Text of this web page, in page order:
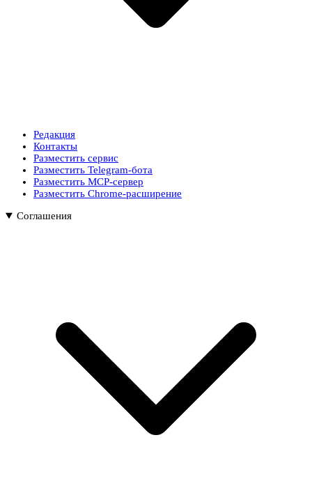
Редакция
Контакты
Разместить сервис
Разместить Telegram-бота
Разместить MCP-сервер
Разместить Chrome-расширение
Соглашения